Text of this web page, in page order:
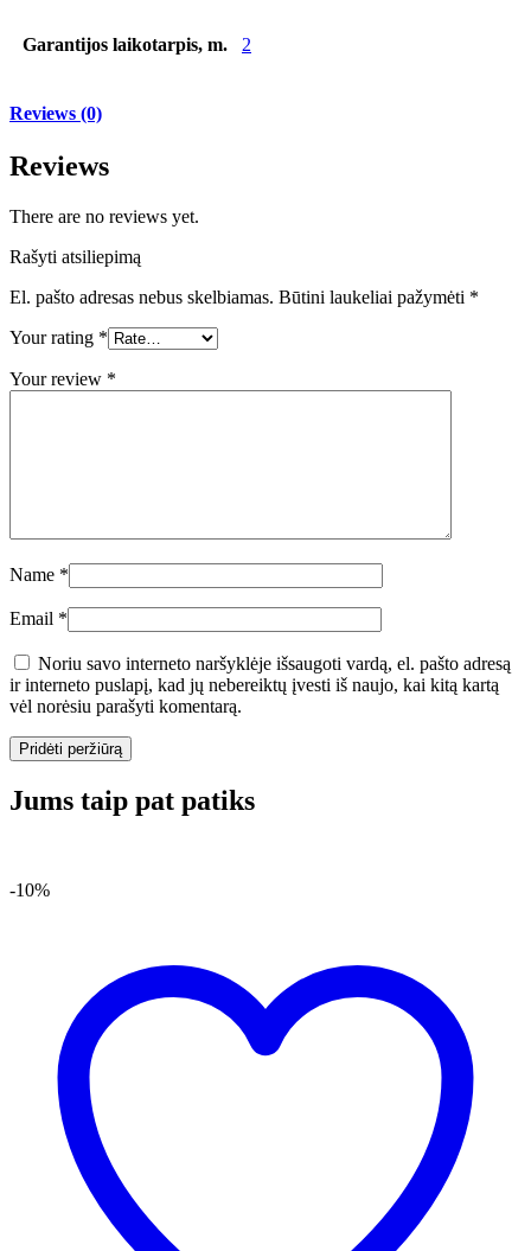
Garantijos laikotarpis, m. 2
Reviews (0)
Reviews
There are no reviews yet.
Rašyti atsiliepimą
El. pašto adresas nebus skelbiamas. Būtini laukeliai pažymėti *
Your rating *
Your review *
Name *
Email *
Noriu savo interneto naršyklėje išsaugoti vardą, el. pašto adresą
ir interneto puslapį, kad jų nebereiktų įvesti iš naujo, kai kitą kartą
vėl norėsiu parašyti komentarą.
Jums taip pat patiks
-10%